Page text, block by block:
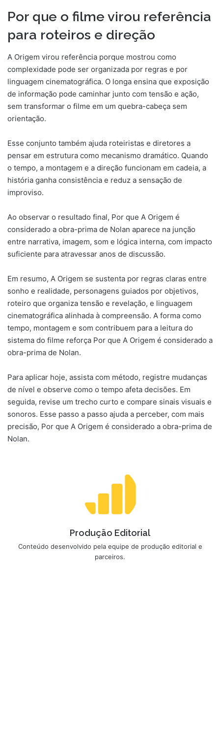
Por que o filme virou referência
para roteiros e direção
A Origem virou referência porque mostrou como
complexidade pode ser organizada por regras e por
linguagem cinematográfica. O longa ensina que exposição
de informação pode caminhar junto com tensão e ação,
sem transformar o filme em um quebra-cabeça sem
orientação.
Esse conjunto também ajuda roteiristas e diretores a
pensar em estrutura como mecanismo dramático. Quando
o tempo, a montagem e a direção funcionam em cadeia, a
história ganha consistência e reduz a sensação de
improviso.
Ao observar o resultado final, Por que A Origem é
considerado a obra-prima de Nolan aparece na junção
entre narrativa, imagem, som e lógica interna, com impacto
suficiente para atravessar anos de discussão.
Em resumo, A Origem se sustenta por regras claras entre
sonho e realidade, personagens guiados por objetivos,
roteiro que organiza tensão e revelação, e linguagem
cinematográfica alinhada à compreensão. A forma como
tempo, montagem e som contribuem para a leitura do
sistema do filme reforça Por que A Origem é considerado a
obra-prima de Nolan.
Para aplicar hoje, assista com método, registre mudanças
de nível e observe como o tempo afeta decisões. Em
seguida, revise um trecho curto e compare sinais visuais e
sonoros. Esse passo a passo ajuda a perceber, com mais
precisão, Por que A Origem é considerado a obra-prima de
Nolan.
Produção Editorial
Conteúdo desenvolvido pela equipe de produção editorial e
parceiros.